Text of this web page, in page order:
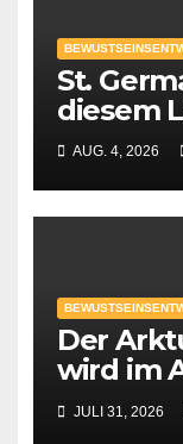
St.
diesem
AUG. 4, 2026
Der
wird im
JULI 31, 2026